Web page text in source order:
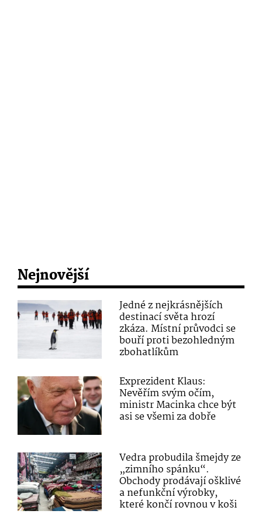
Nejnovější
Jedné z nejkrásnějších
destinací světa hrozí
zkáza. Místní průvodci se
bouří proti bezohledným
zbohatlíkům
Exprezident Klaus:
Nevěřím svým očím,
ministr Macinka chce být
asi se všemi za dobře
Vedra probudila šmejdy ze
„zimního spánku“.
Obchody prodávají ošklivé
a nefunkční výrobky,
které končí rovnou v koši